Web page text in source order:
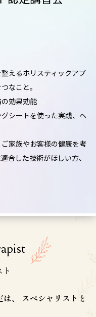
えるホリスティックアプ
なこと。
効果効能
シートを使った実践、ヘ
家族やお客様の健康を考
合した技術がほしい方、
、
スペシャリストと